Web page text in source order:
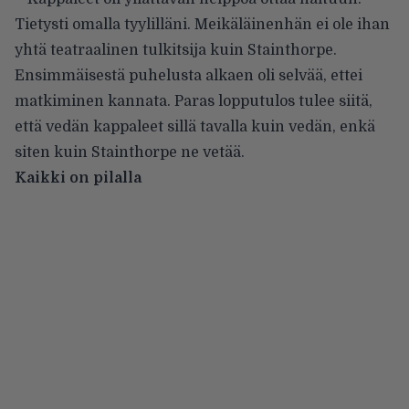
Tietysti omalla tyylilläni. Meikäläinenhän ei ole ihan
yhtä teatraalinen tulkitsija kuin Stainthorpe.
Ensimmäisestä puhelusta alkaen oli selvää, ettei
matkiminen kannata. Paras lopputulos tulee siitä,
että vedän kappaleet sillä tavalla kuin vedän, enkä
siten kuin Stainthorpe ne vetää.
Kaikki on pilalla